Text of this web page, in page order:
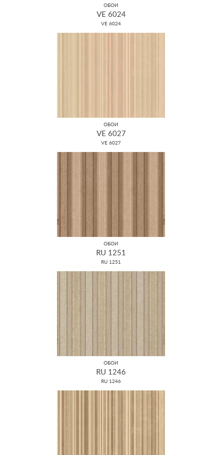
ОБОИ
VE 6024
VE 6024
ОБОИ
VE 6027
VE 6027
ОБОИ
RU 1251
RU 1251
ОБОИ
RU 1246
RU 1246